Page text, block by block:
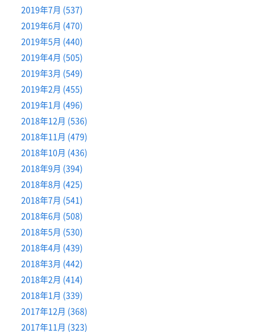
2019年7月 (537)
2019年6月 (470)
2019年5月 (440)
2019年4月 (505)
2019年3月 (549)
2019年2月 (455)
2019年1月 (496)
2018年12月 (536)
2018年11月 (479)
2018年10月 (436)
2018年9月 (394)
2018年8月 (425)
2018年7月 (541)
2018年6月 (508)
2018年5月 (530)
2018年4月 (439)
2018年3月 (442)
2018年2月 (414)
2018年1月 (339)
2017年12月 (368)
2017年11月 (323)